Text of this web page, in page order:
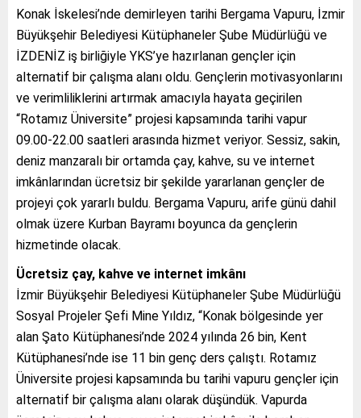
Konak İskelesi’nde demirleyen tarihi Bergama Vapuru, İzmir
Büyükşehir Belediyesi Kütüphaneler Şube Müdürlüğü ve
İZDENİZ iş birliğiyle YKS’ye hazırlanan gençler için
alternatif bir çalışma alanı oldu. Gençlerin motivasyonlarını
ve verimliliklerini artırmak amacıyla hayata geçirilen
“Rotamız Üniversite” projesi kapsamında tarihi vapur
09.00-22.00 saatleri arasında hizmet veriyor. Sessiz, sakin,
deniz manzaralı bir ortamda çay, kahve, su ve internet
imkânlarından ücretsiz bir şekilde yararlanan gençler de
projeyi çok yararlı buldu. Bergama Vapuru, arife günü dahil
olmak üzere Kurban Bayramı boyunca da gençlerin
hizmetinde olacak.
Ücretsiz çay, kahve ve internet imkânı
İzmir Büyükşehir Belediyesi Kütüphaneler Şube Müdürlüğü
Sosyal Projeler Şefi Mine Yıldız, “Konak bölgesinde yer
alan Şato Kütüphanesi’nde 2024 yılında 26 bin, Kent
Kütüphanesi’nde ise 11 bin genç ders çalıştı. Rotamız
Üniversite projesi kapsamında bu tarihi vapuru gençler için
alternatif bir çalışma alanı olarak düşündük. Vapurda